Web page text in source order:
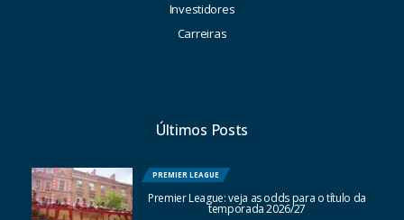
Investidores
Carreiras
Últimos Posts
PREMIER LEAGUE
Premier League: veja as odds para o título da
temporada 2026/27